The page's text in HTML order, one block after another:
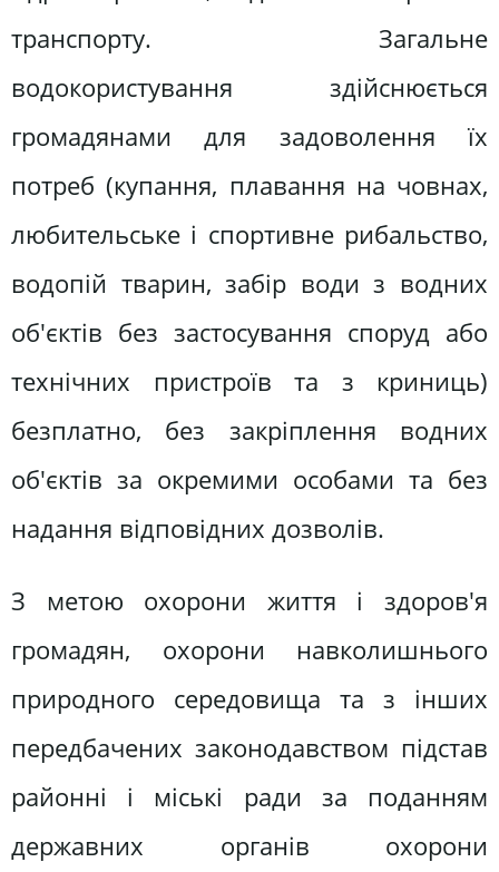
транспорту. Загальне
водокористування здійснюється
громадянами для задоволення їх
потреб (купання, плавання на човнах,
любительське і спортивне рибальство,
водопій тварин, забір води з водних
об'єктів без застосування споруд або
технічних пристроїв та з криниць)
безплатно, без закріплення водних
об'єктів за окремими особами та без
надання відповідних дозволів.
З метою охорони життя і здоров'я
громадян, охорони навколишнього
природного середовища та з інших
передбачених законодавством підстав
районні і міські ради за поданням
державних органів охорони